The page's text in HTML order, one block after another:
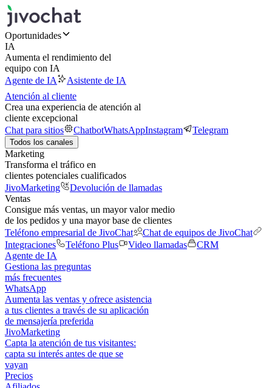
Oportunidades
IA
Aumenta el rendimiento del
equipo con IA
Agente de IA
Asistente de IA
Atención al cliente
Crea una experiencia de atención al
cliente excepcional
Chat para sitios
ChatbotWhatsAppInstagram Telegram
Todos los canales
Marketing
Transforma el tráfico en
clientes potenciales cualificados
JivoMarketing
Devolución de llamadas
Ventas
Consigue más ventas, un mayor valor medio
de los pedidos y una mayor base de clientes
Teléfono empresarial de JivoChat
Chat de equipos de JivoChat
Integraciones
Teléfono Plus Video llamadas
CRM
Agente de IA
Gestiona las preguntas
más frecuentes
WhatsApp
Aumenta las ventas y ofrece asistencia
a tus clientes a través de su aplicación
de mensajería preferida
JivoMarketing
Capta la atención de tus visitantes:
capta su interés antes de que se
vayan
Precios